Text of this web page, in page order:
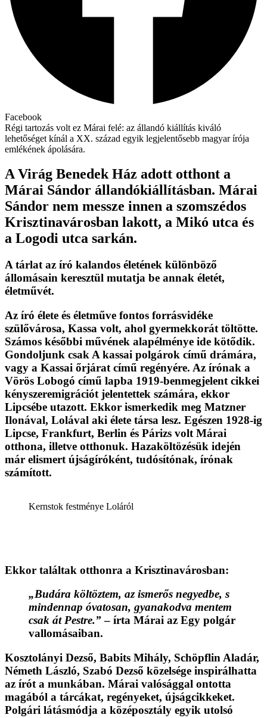
Facebook
Régi tartozás volt ez Márai felé: az állandó kiállítás kiváló
lehetőséget kínál a XX. század egyik legjelentősebb magyar írója
emlékének ápolására.
A Virág Benedek Ház adott otthont a
Márai Sándor állandókiállításban. Márai
Sándor nem messze innen a szomszédos
Krisztinavárosban lakott, a Mikó utca és
a Logodi utca sarkán.
A tárlat az író kalandos életének különböző
állomásain keresztül mutatja be annak életét,
életművét.
Az író élete és életműve fontos forrásvidéke
szülővárosa, Kassa volt, ahol gyermekkorát töltötte.
Számos későbbi művének alapélménye ide kötődik.
Gondoljunk csak A kassai polgárok című drámára,
vagy a Kassai őrjárat című regényére. Az írónak a
Vörös Lobogó című lapba 1919-benmegjelent cikkei
kényszeremigrációt jelentettek számára, ekkor
Lipcsébe utazott. Ekkor ismerkedik meg Matzner
Ilonával, Lolával aki élete társa lesz. Egészen 1928-ig
Lipcse, Frankfurt, Berlin és Párizs volt Márai
otthona, illetve otthonuk. Hazaköltözésük idején
már elismert újságíróként, tudósítónak, írónak
számított.
Kernstok festménye Loláról
Ekkor találtak otthonra a Krisztinavárosban:
„Budára költöztem, az ismerős negyedbe, s
mindennap óvatosan, gyanakodva mentem
csak át Pestre.”– írta Márai az Egy polgár
vallomásaiban.
Kosztolányi Dezső, Babits Mihály, Schöpflin Aladár,
Németh László, Szabó Dezső közelsége inspirálhatta
az írót a munkában. Márai valósággal ontotta
magából a tárcákat, regényeket, újságcikkeket.
Polgári látásmódja a középosztály egyik utolsó